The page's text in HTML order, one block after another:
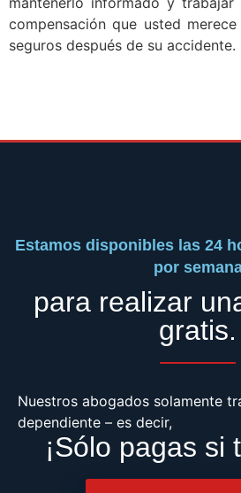
compensación que usted
seguros después de su accidente.
Estamos disponibles las 24
por
para realizar
gratis.
Nuestros abogados solamente
dependiente – es decir,
¡Sólo pagas si